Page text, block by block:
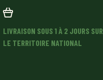
LIVRAISON SOUS 1 À 2 JOURS SUR
LE TERRITOIRE NATIONAL